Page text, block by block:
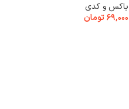
باکس و کدی
۶۹,۰۰۰تومان